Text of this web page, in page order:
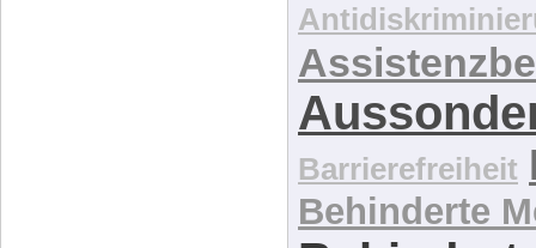
Barrierefreiheit
Behinderte